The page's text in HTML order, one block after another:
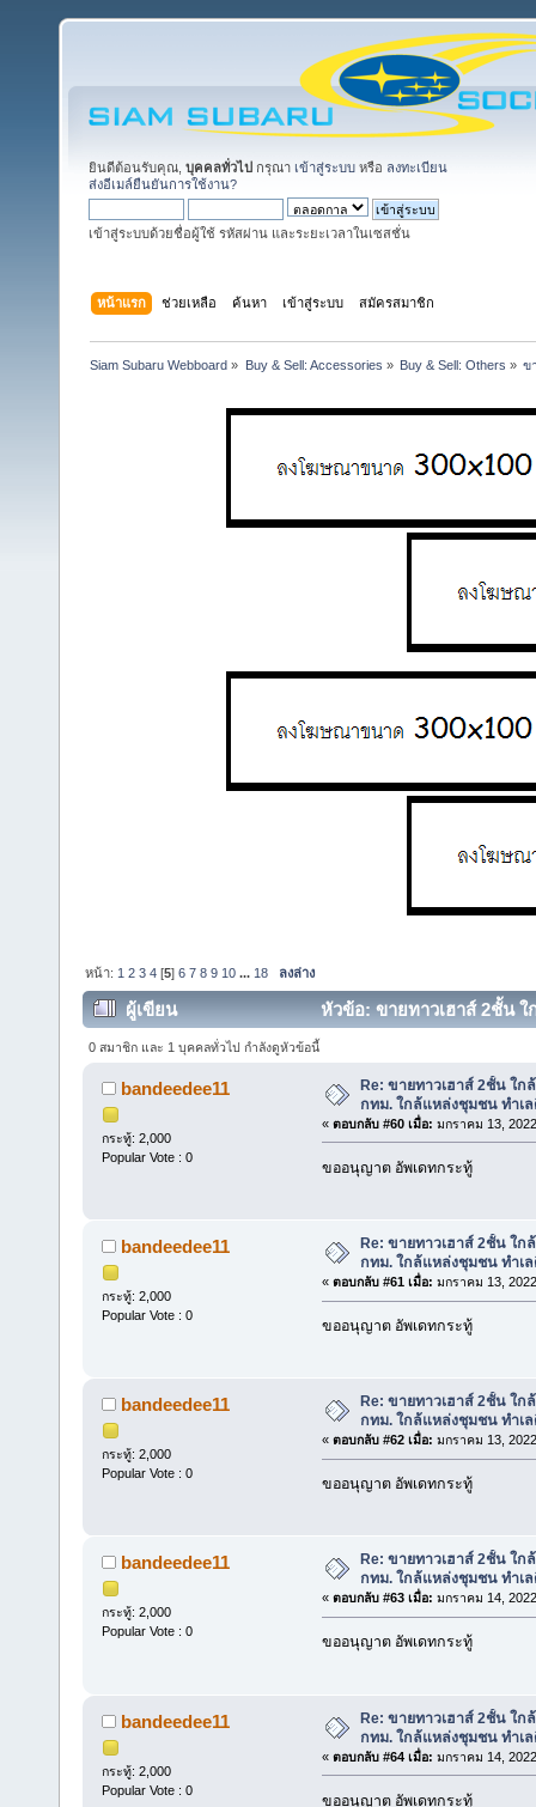
ยินดีต้อนรับคุณ, บุคคลทั่วไป กรุณา เข้าสู่ระบบ หรือ ลงทะเบียน
ส่งอีเมล์ยืนยันการใช้งาน?
เข้าสู่ระบบด้วยชื่อผู้ใช้ รหัสผ่าน และระยะเวลาในเซสชั่น
หน้าแรก ช่วยเหลือ ค้นหา เข้าสู่ระบบ สมัครสมาชิก
Siam Subaru Webboard » Buy & Sell: Accessories » Buy & Sell: Others » ข
หน้า: 1 2 3 4 [5]6 7 8 9 10 ... 18 ลงล่าง
ผู้เขียน
หัวข้อ: ขายทาวเฮาส์ 2ชั้น
146405 ครั้ง)
0 สมาชิก และ 1 บุคคลทั่วไป กำลังดูหัวข้อนี้
bandeedee11
กระทู้: 2,000
Popular Vote : 0
Re: ขายทาวเฮาส์ 2ชั้น ใก
กทม. ใกล้แหล่งชุมชน ทำเ
« ตอบกลับ #60 เมื่อ: มกราคม 13,
ขออนุญาต อัพเดทกระทู้
bandeedee11
กระทู้: 2,000
Popular Vote : 0
Re: ขายทาวเฮาส์ 2ชั้น ใก
กทม. ใกล้แหล่งชุมชน ทำเ
« ตอบกลับ #61 เมื่อ: มกราคม 13,
ขออนุญาต อัพเดทกระทู้
bandeedee11
กระทู้: 2,000
Popular Vote : 0
Re: ขายทาวเฮาส์ 2ชั้น ใก
กทม. ใกล้แหล่งชุมชน ทำเ
« ตอบกลับ #62 เมื่อ: มกราคม 13,
ขออนุญาต อัพเดทกระทู้
bandeedee11
กระทู้: 2,000
Popular Vote : 0
Re: ขายทาวเฮาส์ 2ชั้น ใก
กทม. ใกล้แหล่งชุมชน ทำเ
« ตอบกลับ #63 เมื่อ: มกราคม 14,
ขออนุญาต อัพเดทกระทู้
bandeedee11
กระทู้: 2,000
Popular Vote : 0
Re: ขายทาวเฮาส์ 2ชั้น ใก
กทม. ใกล้แหล่งชุมชน ทำเ
« ตอบกลับ #64 เมื่อ: มกราคม 14,
ขออนุญาต อัพเดทกระทู้